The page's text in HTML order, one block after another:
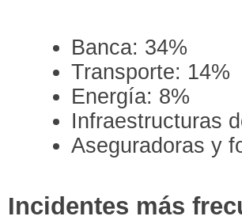
Banca: 34%
Transporte: 14%
Energía: 8%
Infraestructuras
Aseguradoras y
Incidentes más